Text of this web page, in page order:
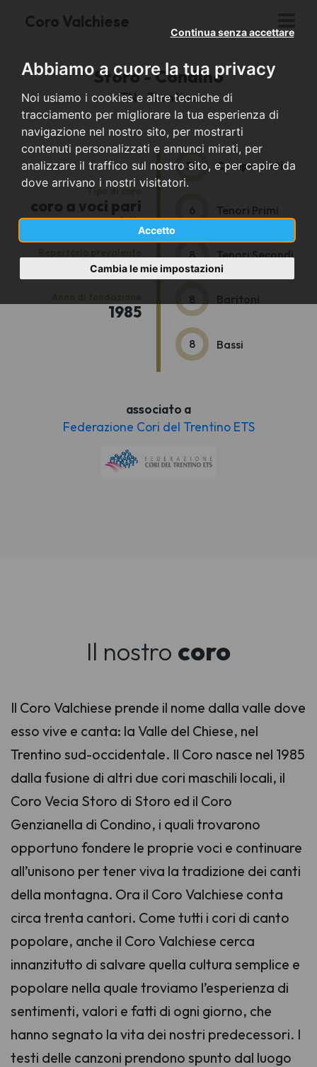
Abbiamo a cuore la tua privacy
Noi usiamo i cookies e altre tecniche di
tracciamento per migliorare la tua esperienza di
navigazione nel nostro sito, per mostrarti
contenuti personalizzati e annunci mirati, per
analizzare il traffico sul nostro sito, e per capire da
dove arrivano i nostri visitatori.
Accetto
Continua senza accettare
Cambia le mie impostazioni
Coro Valchiese
Storo - Condino
TN - Trentino
Tipo di coro
coro a voci pari
maschili
popolare
1985
30 Componenti
6 Tenori Primi
8 Tenori Secondi
8 Baritoni
8 Bassi
associato a
Federazione Cori del Trentino ETS
Il nostro coro
Il Coro Valchiese prende il nome dalla valle dove
esso vive e canta: la Valle del Chiese, nel
Trentino sud-occidentale. Il Coro nasce nel 1985
dalla fusione di altri due cori maschili locali, il
Coro Vecia Storo di Storo ed il Coro
Genzianella di Condino, i quali trovarono
opportuno fondere le proprie voci e continuare
all’unisono per tener viva la tradizione dei canti
della montagna. Ora il Coro Valchiese conta
circa trenta cantori. Come tutti i cori di canto
popolare, anche il Coro Valchiese cerca
innanzitutto di salvare quella cultura semplice e
popolare nella quale troviamo l’esperienza di
sentimenti, valori e fatti di ogni giorno, che
hanno segnato la vita dei nostri predecessori. I
testi delle canzoni prendono spunto dal luogo